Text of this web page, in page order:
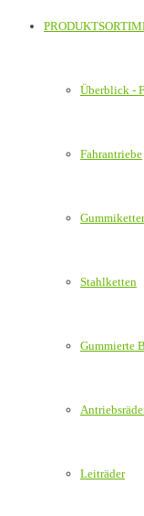
Überblick -
Fahrantriebe
Stahlketten
Gummierte
Leiträder